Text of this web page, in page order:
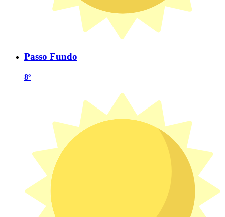
Passo Fundo
8º